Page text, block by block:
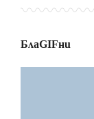
БлаGIFни